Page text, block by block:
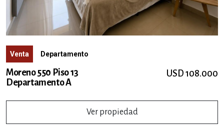
Venta Departamento
Moreno 550 Piso 13
Departamento A
USD 108.000
Ver propiedad